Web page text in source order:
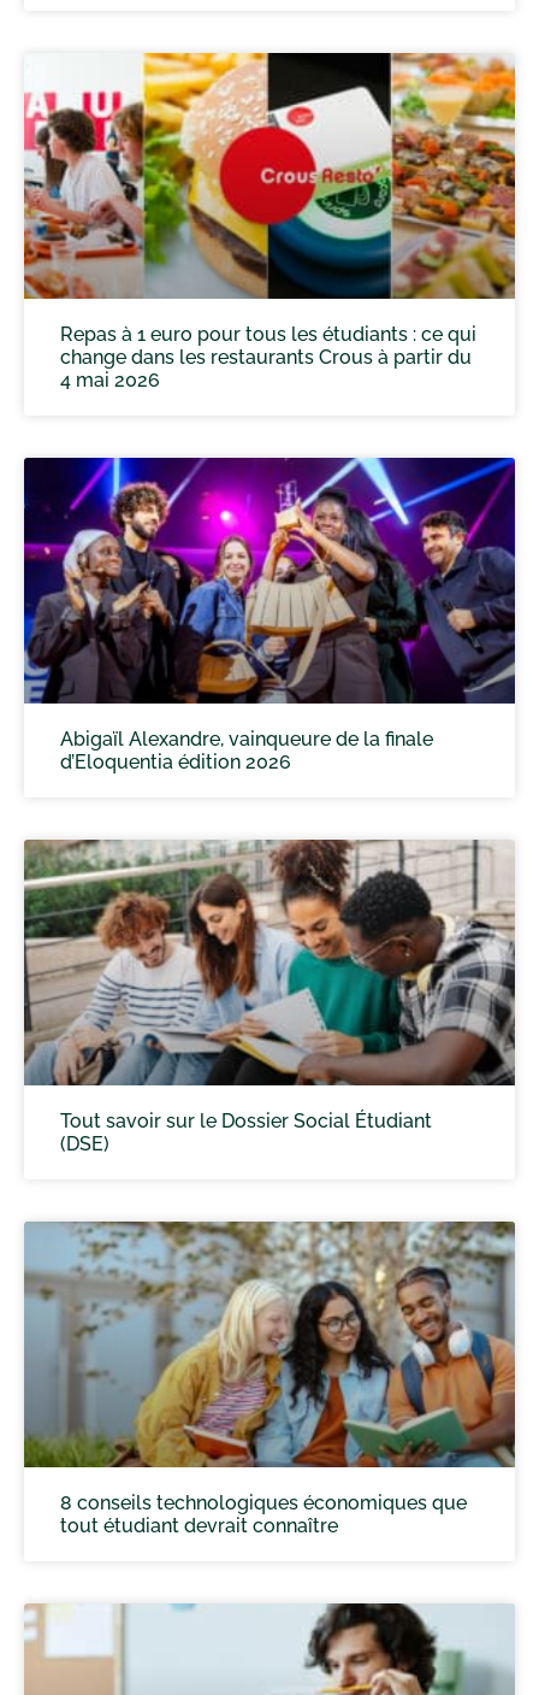
Repas à 1 euro pour tous les étudiants : ce qui
change dans les restaurants Crous à partir du
4 mai 2026
Abigaïl Alexandre, vainqueure de la finale
d’Eloquentia édition 2026
Tout savoir sur le Dossier Social Étudiant
(DSE)
8 conseils technologiques économiques que
tout étudiant devrait connaître